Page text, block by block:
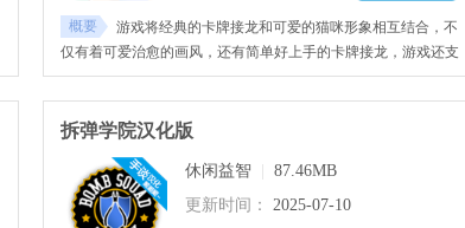
概要
游戏将经典的卡牌接龙和可爱的猫咪形象相互结合，不
仅有着可爱治愈的画风，还有简单好上手的卡牌接龙，游戏还支
持单手操作模式，一键撤回，自动收牌等等功能，让你轻松上
手，解压放松！
拆弹学院汉化版
休闲益智
87.46MB
更新时间：
2025-07-10